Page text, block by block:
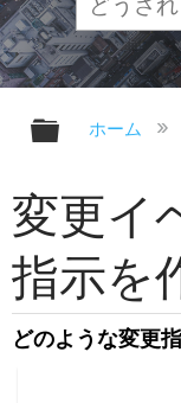
グロー
ホーム
変更イ
指示を
どのような変更